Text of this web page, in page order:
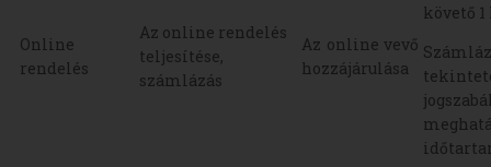
Online
rendelés
Az online rendelés
teljesítése,
számlázás
Az online vevő
hozzájárulása
követő 1